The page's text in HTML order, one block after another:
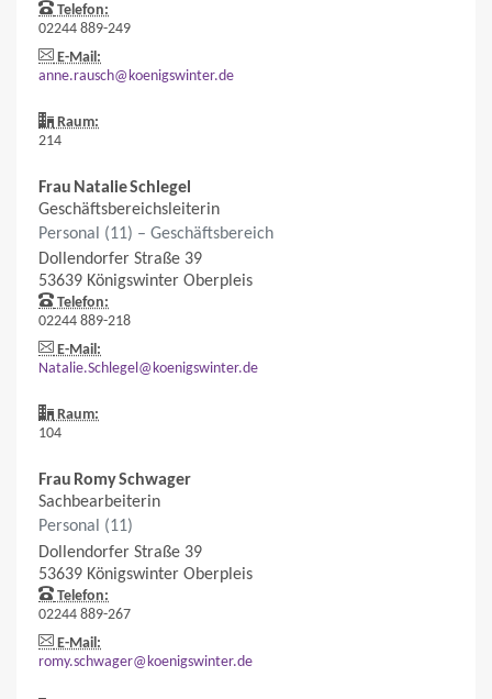
Telefon:
02244 889-249
E-Mail:
anne.rausch@koenigswinter.de
Raum:
214
Frau NatalieSchlegel
Geschäftsbereichsleiterin
Personal (11) – Geschäftsbereich
Dollendorfer Straße 39
53639 Königswinter Oberpleis
Telefon:
02244 889-218
E-Mail:
Natalie.Schlegel@koenigswinter.de
Raum:
104
Frau RomySchwager
Sachbearbeiterin
Personal (11)
Dollendorfer Straße 39
53639 Königswinter Oberpleis
Telefon:
02244 889-267
E-Mail:
romy.schwager@koenigswinter.de